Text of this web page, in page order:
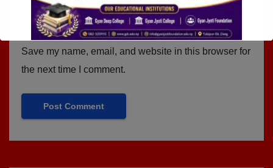
Save my name, email, and website in this browser for
the next time I comment.